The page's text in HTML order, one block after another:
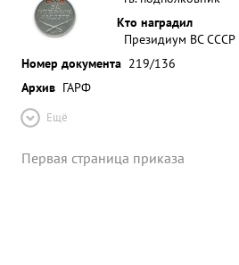
Кто наградил
Президиум ВС СССР
Номер документа 219/136
Архив ГАРФ
Ещё
Первая страница приказа